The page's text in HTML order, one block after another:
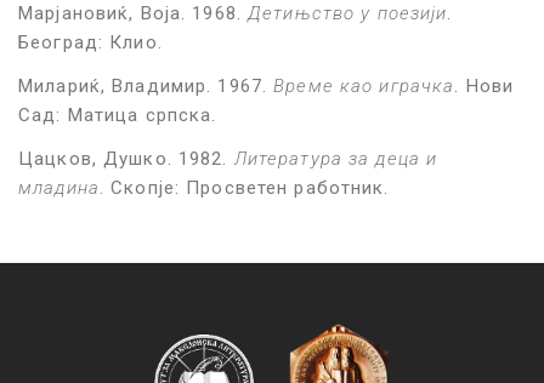
Марјановиќ, Воја. 1968. Детињство у поезији
Београд: Клио.
Милариќ, Владимир. 1967.Време као играчка
. Нови
Сад: Матица српска.
Цацков, Душко. 1982. Литература за деца и
младина
. Скопје: Просветен работник.